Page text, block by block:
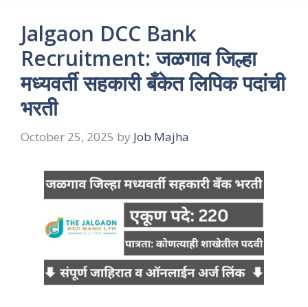
Jalgaon DCC Bank
Recruitment: जळगाव जिल्हा
मध्यवर्ती सहकारी बँकेत लिपिक पदांची
भरती
October 25, 2025 by Job Majha